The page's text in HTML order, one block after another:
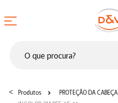
< Produtos PROTEÇÃO DA CABEÇA